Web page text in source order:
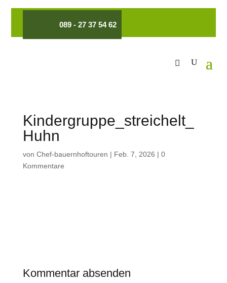
089 - 27 37 54 62
Kindergruppe_streichelt_
Huhn
von Chef-bauernhoftouren | Feb. 7, 2026 | 0
Kommentare
Kommentar absenden